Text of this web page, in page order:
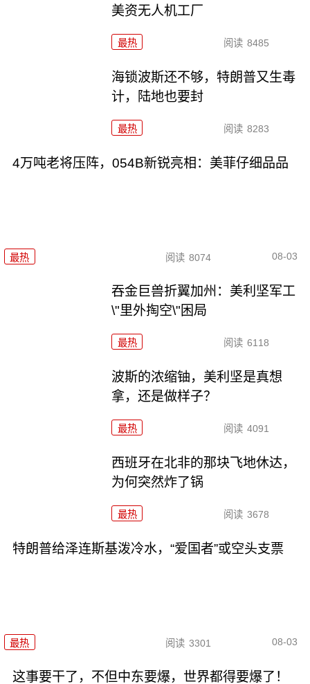
美资无人机工厂
最热 阅读 8485
海锁波斯还不够，特朗普又生毒
计，陆地也要封
最热 阅读 8283
4万吨老将压阵，054B新锐亮相：美菲仔细品品
最热 阅读 8074 08-03
吞金巨兽折翼加州：美利坚军工
\"里外掏空\"困局
最热 阅读 6118
波斯的浓缩铀，美利坚是真想
拿，还是做样子？
最热 阅读 4091
西班牙在北非的那块飞地休达，
为何突然炸了锅
最热 阅读 3678
特朗普给泽连斯基泼冷水，“爱国者”或空头支票
最热 阅读 3301 08-03
这事要干了，不但中东要爆，世界都得要爆了！